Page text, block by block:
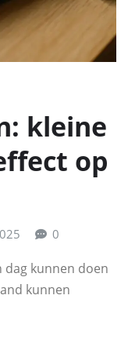
kleine
op
0
dag kunnen doen
kunnen